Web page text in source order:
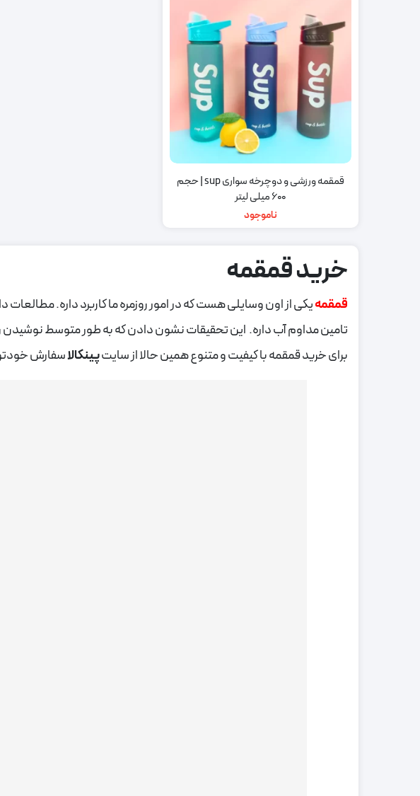
قمقمه ورزشی و دوچرخه سواری sup | حجم
600 میلی لیتر
ناموجود
خرید قمقمه
قمقمهیکی از اون وسایلی هست که در امور روزمره ما کاربرد داره.
برای خرید قمقمه با کیفیت و متنوع همین حالا از سایتپینکالاسفارش